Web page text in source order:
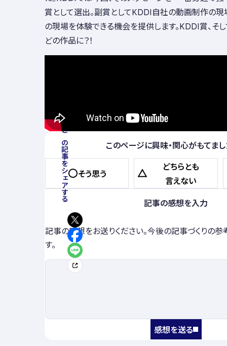
賞として選出。副賞としてKDDI自社の動画制作の現
の現場を体験できる機会を提供します。KDDI賞、そ
どの作品に？！
この記事をシェアする このページに興味・関心がもてまし
そう思う
どちらとも
言えない
記事の感想を入力
記事の感想をお送りください。今後の記事づくりの
す。
感想を送る